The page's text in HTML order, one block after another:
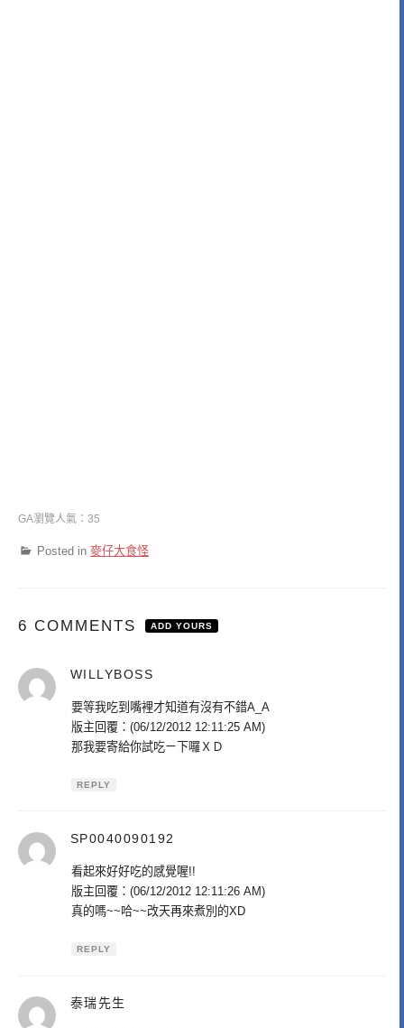
GA瀏覽人氣：35
Posted in 麥仔大食怪
6 COMMENTS ADD YOURS
WILLYBOSS
要等我吃到嘴裡才知道有沒有不錯A_A
版主回覆：(06/12/2012 12:11:25 AM)
那我要寄給你試吃ㄧ下囉ＸＤ
REPLY
SP0040090192
看起來好好吃的感覺喔!!
版主回覆：(06/12/2012 12:11:26 AM)
真的嗎~~哈~~改天再來煮別的XD
REPLY
泰瑞先生